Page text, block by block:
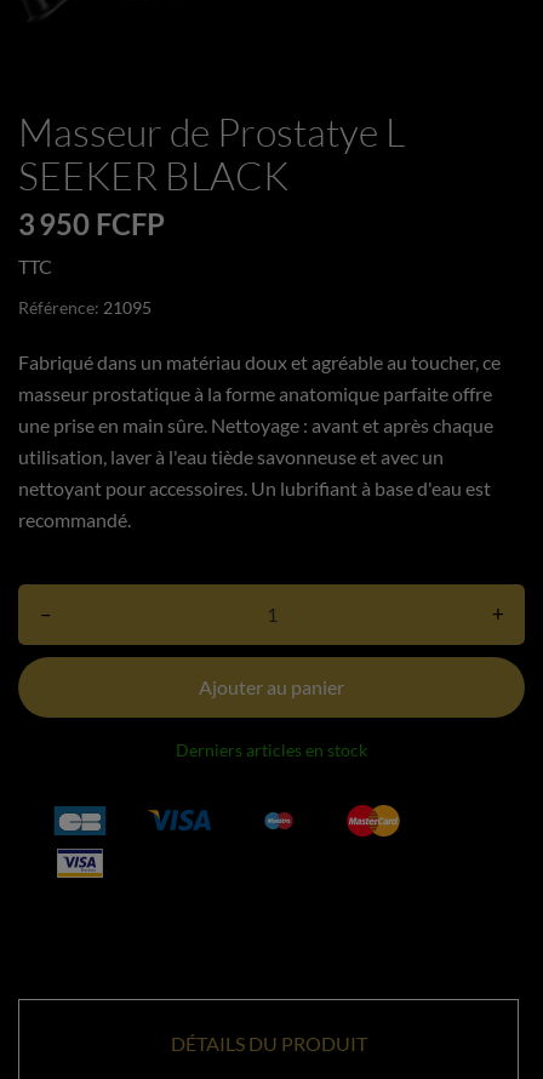
Masseur de Prostatye L
SEEKER BLACK
3 950 FCFP
TTC
Référence: 21095
Fabriqué dans un matériau doux et agréable au toucher, ce
masseur prostatique à la forme anatomique parfaite offre
une prise en main sûre. Nettoyage : avant et après chaque
utilisation, laver à l'eau tiède savonneuse et avec un
nettoyant pour accessoires. Un lubrifiant à base d'eau est
recommandé.
– +
Ajouter au panier
Derniers articles en stock
DÉTAILS DU PRODUIT